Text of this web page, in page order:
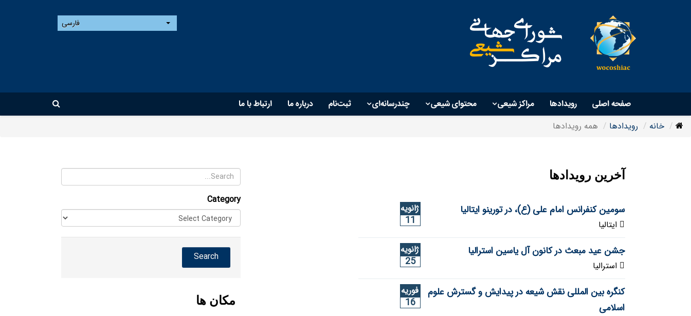
فارسی
صفحه اصلی رویداد‌ها مراکز شیعی محتوای شیعی چندرسانه‌ای ثبت‌نام درباره ما ارتباط با ما
خانه رویدادها همه رویدادها
آخرین رویدادها
ژانویه
11
سومین کنفرانس امام علی (ع)، در تورینو ایتالیا
ایتالیا
ژانویه
25
جشن عید مبعث در کانون آل یاسین استرالیا
استرالیا
فوریه
16
کنگره بین المللی نقش شیعه در پیدایش و گسترش علوم
اسلامی
Category
مکان ها